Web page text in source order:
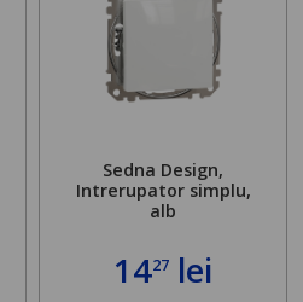
Sedna Design,
Intrerupator simplu,
alb
1427 lei